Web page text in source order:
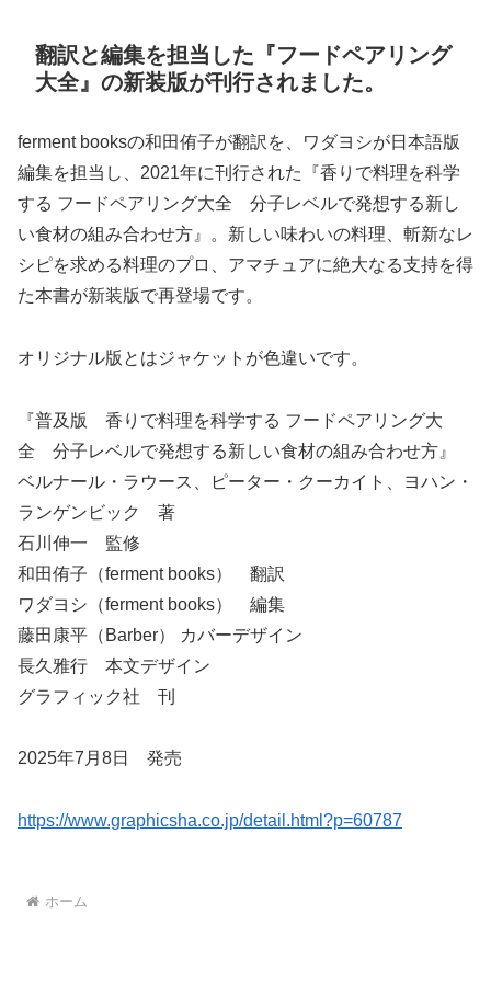
翻訳と編集を担当した『フードペアリング
大全』の新装版が刊行されました。
ferment booksの和田侑子が翻訳を、ワダヨシが日本語版
編集を担当し、2021年に刊行された『香りで料理を科学
する フードペアリング大全 分子レベルで発想する新し
い食材の組み合わせ方』。新しい味わいの料理、斬新なレ
シピを求める料理のプロ、アマチュアに絶大なる支持を得
た本書が新装版で再登場です。
オリジナル版とはジャケットが色違いです。
『普及版 香りで料理を科学する フードペアリング大
全 分子レベルで発想する新しい食材の組み合わせ方』
ベルナール・ラウース、ピーター・クーカイト、ヨハン・
ランゲンビック 著
石川伸一 監修
和田侑子（ferment books） 翻訳
ワダヨシ（ferment books） 編集
藤田康平（Barber） カバーデザイン
長久雅行 本文デザイン
グラフィック社 刊
2025年7月8日 発売
https://www.graphicsha.co.jp/detail.html?p=60787
ホーム